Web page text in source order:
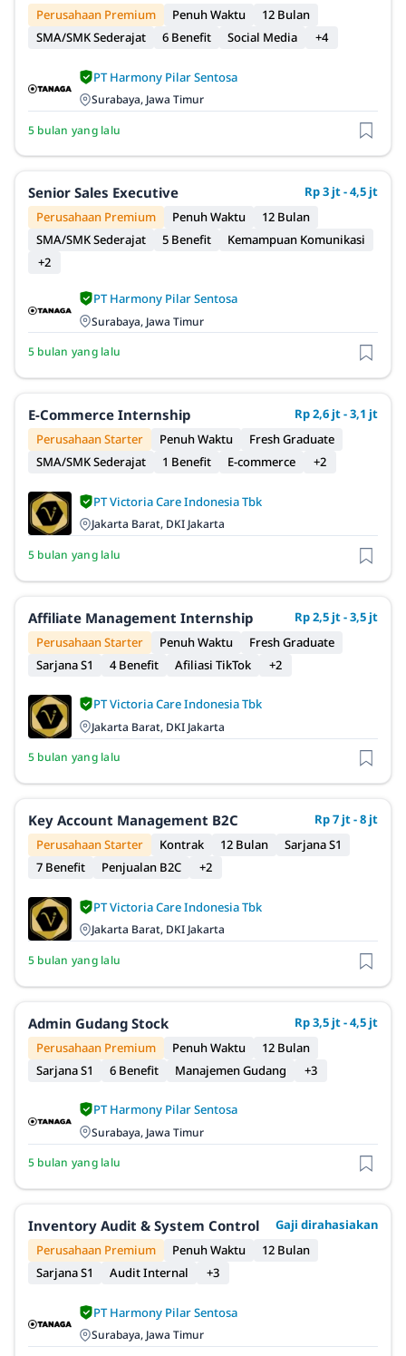
Perusahaan Premium Penuh Waktu
12 Bulan
SMA/SMK Sederajat
6 Benefit Social Media +4
PT Harmony Pilar Sentosa
Surabaya, Jawa Timur
5 bulan yang lalu
Senior Sales Executive
Rp 3 jt - 4,5 jt
Perusahaan Premium
Penuh Waktu
12 Bulan
SMA/SMK Sederajat
5 Benefit
Kemampuan Komunikasi
+2
PT Harmony Pilar Sentosa
Surabaya, Jawa Timur
5 bulan yang lalu
E-Commerce Internship
Rp 2,6 jt - 3,1 jt
Perusahaan Starter
Penuh Waktu
Fresh Graduate
SMA/SMK Sederajat
1 Benefit E-commerce +2
PT Victoria Care Indonesia Tbk
Jakarta Barat, DKI Jakarta
5 bulan yang lalu
Affiliate Management Internship
Rp 2,5 jt - 3,5 jt
Perusahaan Starter
Penuh Waktu
Fresh Graduate
Sarjana S1
4 Benefit Afiliasi TikTok +2
PT Victoria Care Indonesia Tbk
Jakarta Barat, DKI Jakarta
5 bulan yang lalu
Key Account Management B2C
Rp 7 jt - 8 jt
Perusahaan Starter
Kontrak 12 Bulan
Sarjana S1
7 Benefit
Penjualan B2C +2
PT Victoria Care Indonesia Tbk
Jakarta Barat, DKI Jakarta
5 bulan yang lalu
Admin Gudang Stock
Rp 3,5 jt - 4,5 jt
Perusahaan Premium
Penuh Waktu
12 Bulan
Sarjana S1
6 Benefit Manajemen Gudang +3
PT Harmony Pilar Sentosa
Surabaya, Jawa Timur
5 bulan yang lalu
Inventory Audit & System Control
Gaji dirahasiakan
Perusahaan Premium
Penuh Waktu
12 Bulan
Sarjana S1
Audit Internal +3
PT Harmony Pilar Sentosa
Surabaya, Jawa Timur